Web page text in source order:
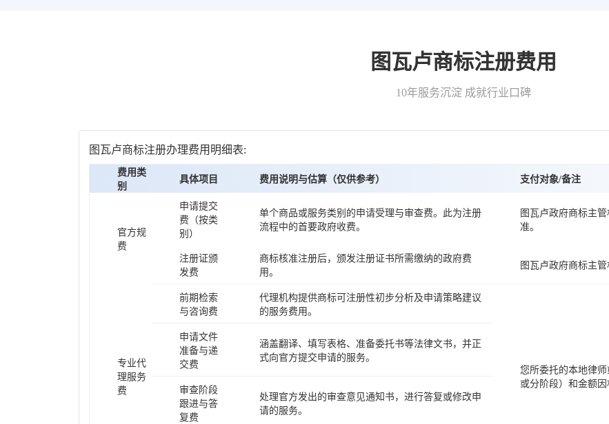
图瓦卢商标注册费用
10年服务沉淀 成就行业口碑
图瓦卢商标注册办理费用明细表:
费用类
别
具体项目 费用说明与估算（仅供参考） 支付对象/备注
官方规
费
申请提交
费（按类
别）
单个商品或服务类别的申请受理与审查费。此为注册
流程中的首要政府收费。
图瓦卢政府商标主
准。
注册证颁
发费
商标核准注册后，颁发注册证书所需缴纳的政府费
用。
图瓦卢政府商标主
专业代
理服务
费
前期检索
与咨询费
代理机构提供商标可注册性初步分析及申请策略建议
的服务费用。
您所委托的本地律
或分阶段）和金额因
申请文件
准备与递
交费
涵盖翻译、填写表格、准备委托书等法律文书，并正
式向官方提交申请的服务。
审查阶段
跟进与答
复费
处理官方发出的审查意见通知书，进行答复或修改申
请的服务。